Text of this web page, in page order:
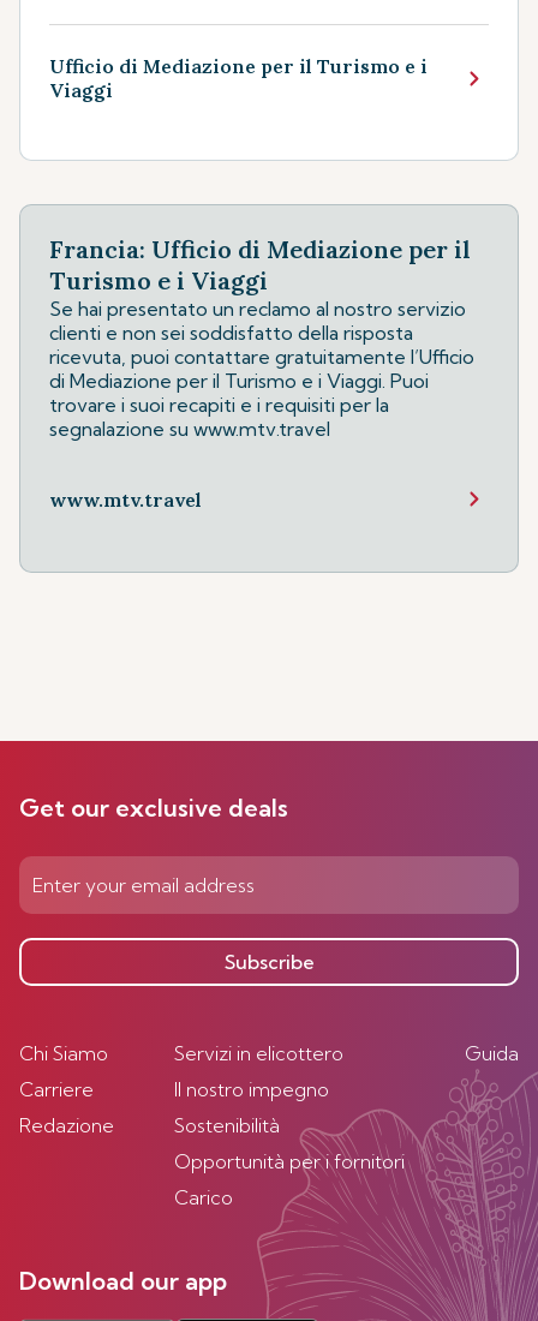
Ufficio di Mediazione per il Turismo e i
Viaggi
Francia: Ufficio di Mediazione per il
Turismo e i Viaggi
Se hai presentato un reclamo al nostro servizio
clienti e non sei soddisfatto della risposta
ricevuta, puoi contattare gratuitamente l’Ufficio
di Mediazione per il Turismo e i Viaggi. Puoi
trovare i suoi recapiti e i requisiti per la
segnalazione su www.mtv.travel
www.mtv.travel
Get our exclusive deals
Subscribe
Chi Siamo
Carriere
Redazione
Servizi in elicottero
Il nostro impegno
Sostenibilità
Opportunità per i fornitori
Carico
Guida
Download our app